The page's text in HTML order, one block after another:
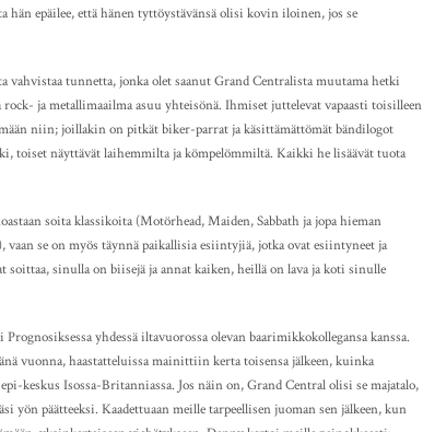
hän epäilee, että hänen tyttöystävänsä olisi kovin iloinen, jos se
vahvistaa tunnetta, jonka olet saanut Grand Centralista muutama hetki
rock- ja metallimaailma asuu yhteisönä. Ihmiset juttelevat vapaasti toisilleen
niin; joillakin on pitkät biker-parrat ja käsittämättömät bändilogot
toiset näyttävät laihemmilta ja kömpelömmiltä. Kaikki he lisäävät tuota
soita klassikoita (Motörhead, Maiden, Sabbath ja jopa hieman
se on myös täynnä paikallisia esiintyjiä, jotka ovat esiintyneet ja
soittaa, sinulla on biisejä ja annat kaiken, heillä on lava ja koti sinulle
yhdessä iltavuorossa olevan baarimikkokollegansa kanssa.
vuonna, haastatteluissa mainittiin kerta toisensa jälkeen, kuinka
keskus Isossa-Britanniassa. Jos näin on, Grand Central olisi se majatalo,
yön päätteeksi. Kaadettuaan meille tarpeellisen juoman sen jälkeen, kun